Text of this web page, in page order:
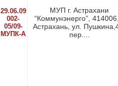
29.06.09
002-
05/09-
МУПК-А
МУП г. Астрахани
“Коммунэнерго”,
Астрахань, ул.
пер....